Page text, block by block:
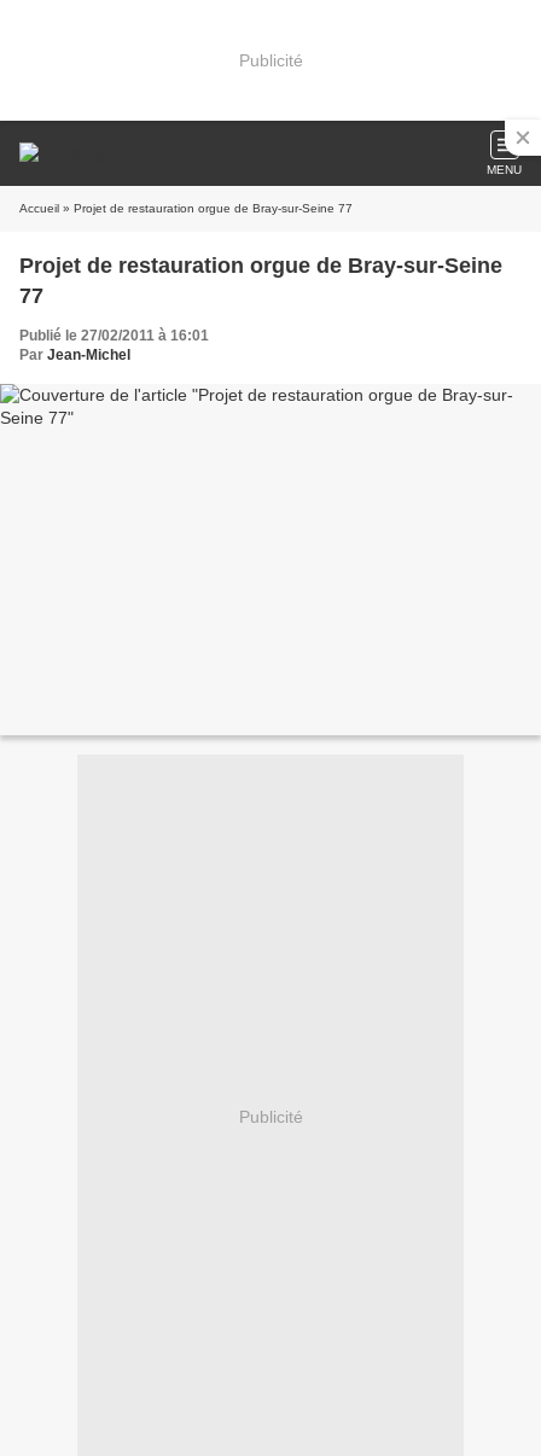
Publicité
MENU
Accueil » Projet de restauration orgue de Bray-sur-Seine 77
Projet de restauration orgue de Bray-sur-Seine
77
Publié le 27/02/2011 à 16:01
Par Jean-Michel
Publicité